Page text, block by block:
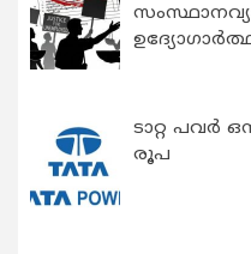
ടാറ്റ പവർ
രൂപ